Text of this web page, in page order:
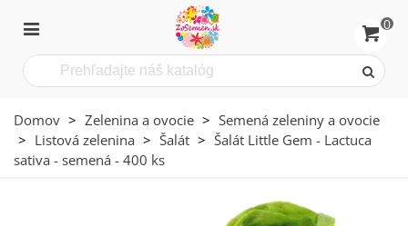
0
Domov > Zelenina a ovocie > Semená zeleniny a ovocie
> Listová zelenina > Šalát > Šalát Little Gem - Lactuca
sativa - semená - 400 ks